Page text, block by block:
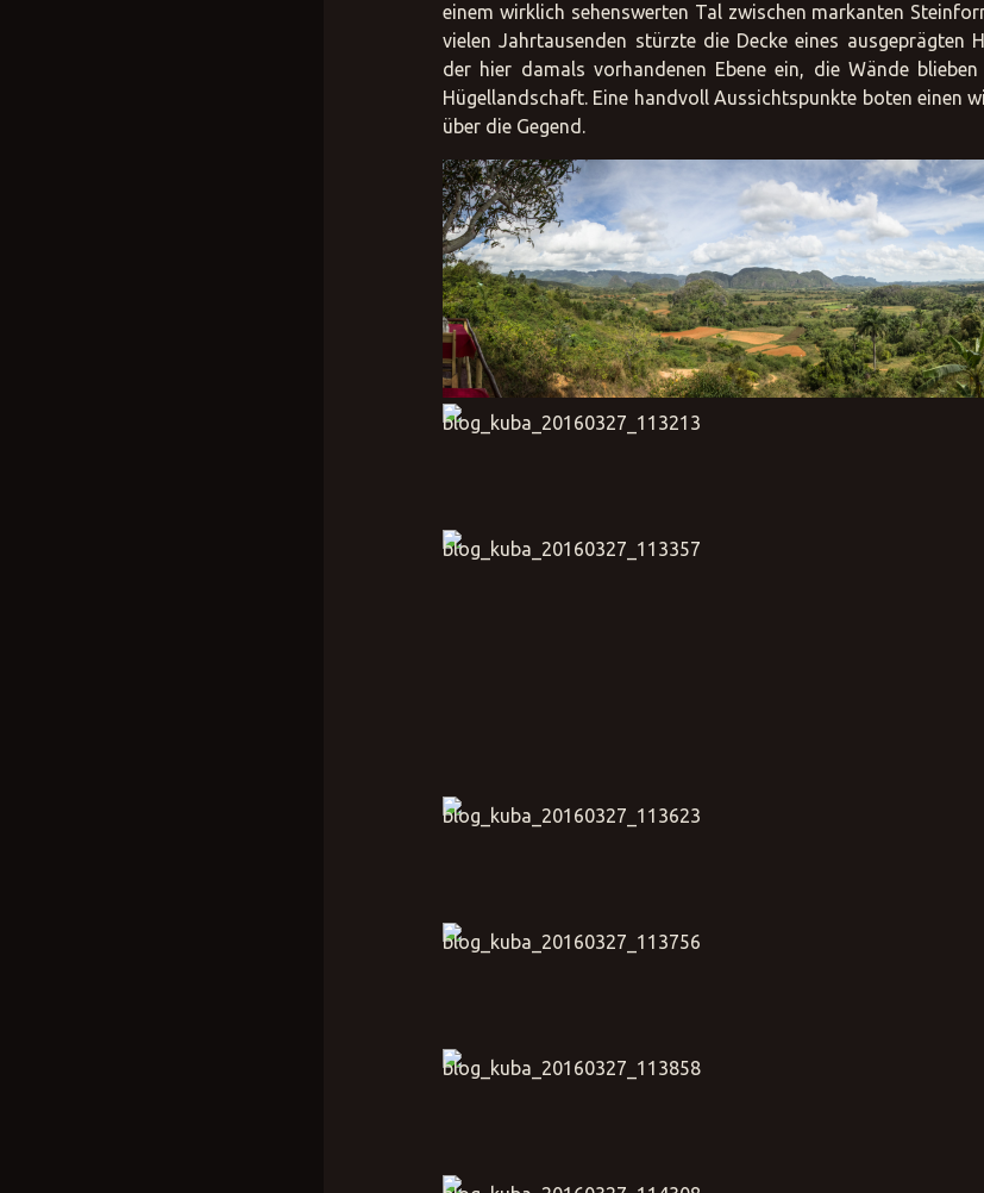
einem wirklich sehenswerten Tal zwischen markanten
vielen Jahrtausenden stürzte die Decke eines ausgeprägten
der hier damals vorhandenen Ebene ein, die Wände
Hügellandschaft. Eine handvoll Aussichtspunkte boten einen
über die Gegend.